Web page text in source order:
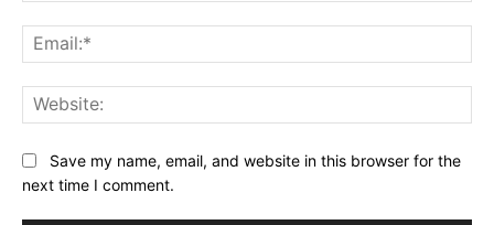
Save my name, email, and website in this browser for the
next time I comment.